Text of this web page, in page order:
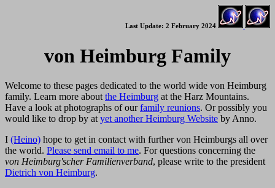
Last Update: 2 February 2024
von Heimburg Family
Welcome to these pages dedicated to the world wide von Heimburg
family. Learn more aboutthe Heimburg at the Harz Mountains.
Have a look at photographs of ourfamily reunions. Or possibly you
would like to drop by atyet another Heimburg Website by Anno.
I (Heino) hope to get in contact with further von Heimburgs all over
the world. Please send email to me. For questions concerning the
von Heimburg'scher Familienverband, please write to the president
Dietrich von Heimburg.